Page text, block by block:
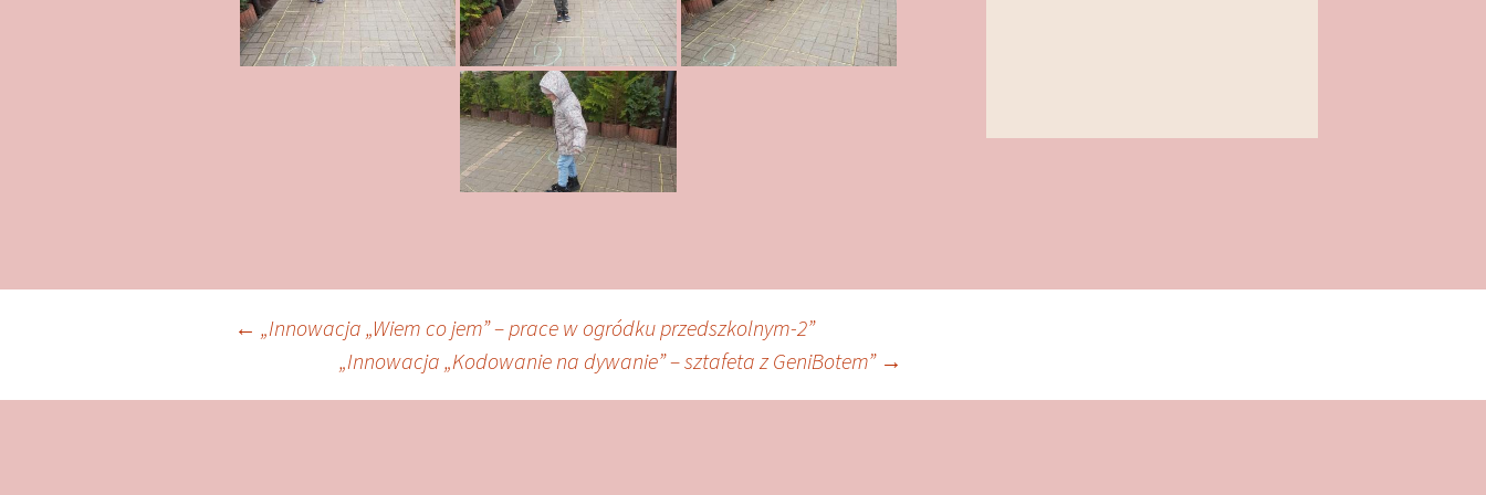
wpisy
← „Innowacja „Wiem co jem” – prace w ogródku przedszkolnym-2”
„Innowacja „Kodowanie na dywanie” – sztafeta z GeniBotem” →